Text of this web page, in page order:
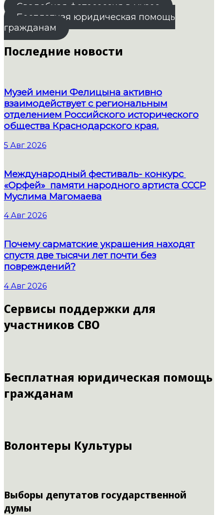
Свадебная фотосессия в музее
Бесплатная юридическая помощь
гражданам
Последние новости
Музей имени Фелицына активно
взаимодействует с региональным
отделением Российского исторического
общества Краснодарского края.
5 Авг 2026
Международный фестиваль- конкурс
«Орфей» памяти народного артиста СССР
Муслима Магомаева
4 Авг 2026
Почему сарматские украшения находят
спустя две тысячи лет почти без
повреждений?
4 Авг 2026
Сервисы поддержки для
участников СВО
Бесплатная юридическая помощь
гражданам
Волонтеры Культуры
Выборы депутатов государственной
думы